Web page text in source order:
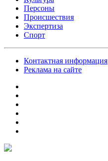
Персоны
Происшествия
Экспертиза
Спорт
Контактная информация
Реклама на сайте